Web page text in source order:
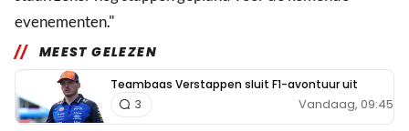
evenementen."
MEEST GELEZEN
Teambaas Verstappen sluit F1-avontuur uit
Vandaag, 09:45
3